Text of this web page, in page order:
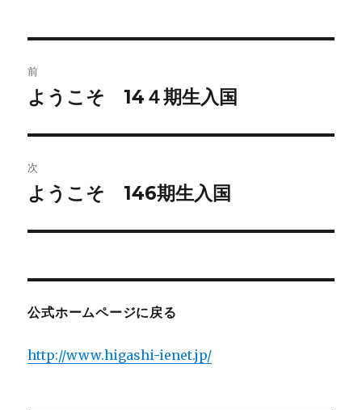
リ
稿
ビ
ゲ
ー
前
前
稿:
ようこそ 14４期生入国
次
次
ようこそ 146期生入国
公式ホームページに戻る
http://www.higashi-ienet.jp/